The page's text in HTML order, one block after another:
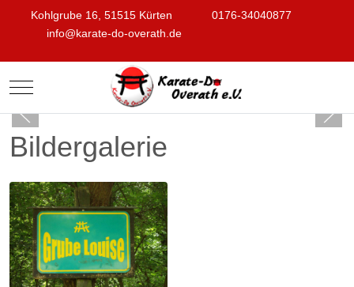
Kohlgrube 16, 51515 Kürten
0176-34040877
info@karate-do-overath.de
Mobile Menu Toggle
Bildergalerie